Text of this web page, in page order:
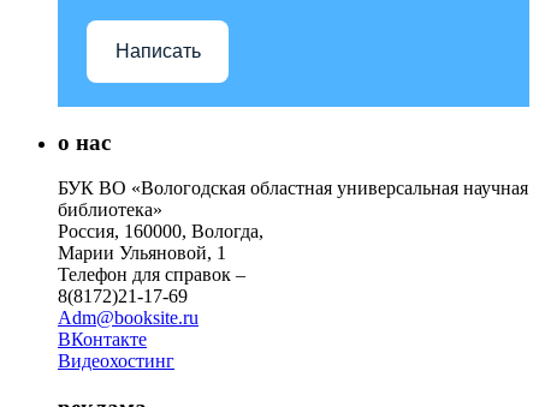
Написать
о нас
БУК ВО «Вологодская областная универсальная научная
библиотека»
Россия, 160000, Вологда,
Марии Ульяновой, 1
Телефон для справок –
8(8172)21-17-69
Adm@booksite.ru
ВКонтакте
Видеохостинг